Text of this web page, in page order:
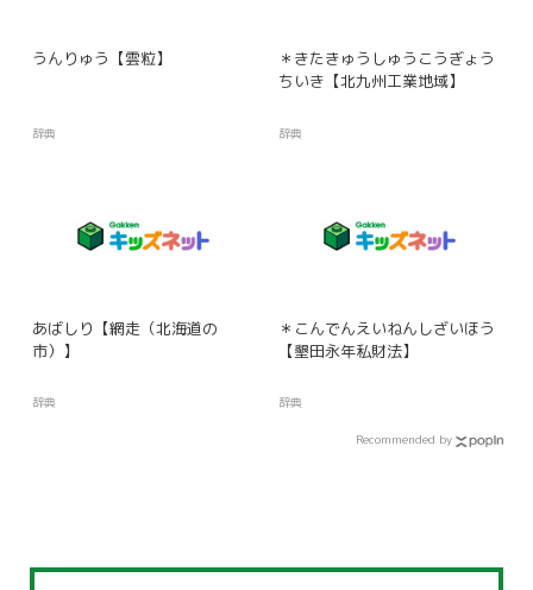
うんりゅう【雲粒】
辞典
＊きたきゅうしゅうこうぎょう
ちいき【北九州工業地域】
辞典
あばしり【網走（北海道の
市）】
辞典
＊こんでんえいねんしざいほう
【墾田永年私財法】
辞典
Recommended by